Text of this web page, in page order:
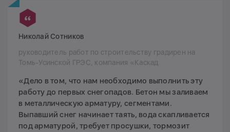
Николай Сотников
руководитель работ по строительству градирен на
Томь-Усинской ГРЭС, компания «Каскад
«Дело в том, что нам необходимо выполнить эту
работу до первых снегопадов. Бетон мы заливаем
в металлическую арматуру, сегментами.
Выпавший снег начинает таять, вода скапливается
под арматурой, требует просушки, тормозит